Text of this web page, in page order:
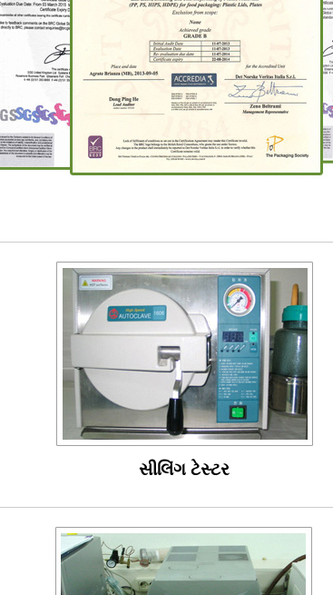
સીલિંગ ટેસ્ટર